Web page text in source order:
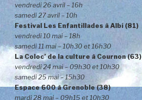
vendredi 26 avril – 16h
samedi 27 avril – 10h
Festival Les Enfantillades à Albi (81)
vendredi 10 mai – 18h
samedi 11 mai – 10h30 et 16h30
La Coloc’ de la culture à Cournon (63)
vendredi 24 mai – 09h30 et 10h30
samedi 25 mai – 15h30
Espace 600 à Grenoble (38)
mardi 28 mai – 09h15 et 10h30